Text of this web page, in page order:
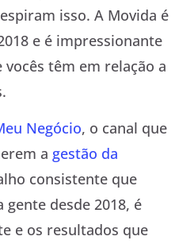
isso. A Movida é
e é impressionante
têm em relação a
Negócio, o canal que
a gestão da
consistente que
desde 2018, é
e os resultados que